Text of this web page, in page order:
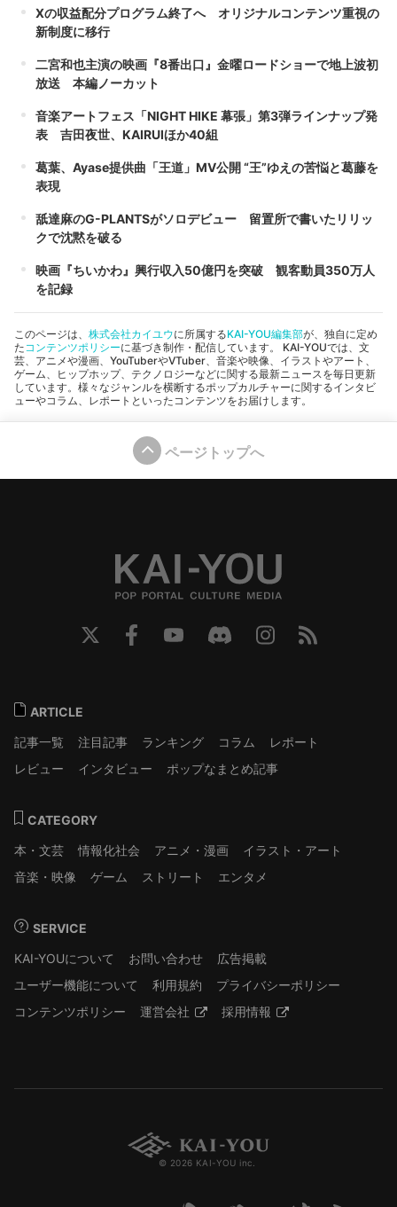
Xの収益配分プログラム終了へ オリジナルコンテンツ重視の
新制度に移行
二宮和也主演の映画『8番出口』金曜ロードショーで地上波初
放送 本編ノーカット
音楽アートフェス「NIGHT HIKE 幕張」第3弾ラインナップ発
表 吉田夜世、KAIRUIほか40組
葛葉、Ayase提供曲「王道」MV公開 “王”ゆえの苦悩と葛藤を
表現
舐達麻のG-PLANTSがソロデビュー 留置所で書いたリリッ
クで沈黙を破る
映画『ちいかわ』興行収入50億円を突破 観客動員350万人
を記録
このページは、 株式会社カイユウに所属するKAI-YOU編集部が、独自に定め
た コンテンツポリシーに基づき制作・配信しています。 KAI-YOUでは、文
芸、アニメや漫画、YouTuberやVTuber、音楽や映像、イラストやアート、
ゲーム、ヒップホップ、テクノロジーなどに関する最新ニュースを毎日更新
しています。様々なジャンルを横断するポップカルチャーに関するインタビ
ューやコラム、レポートといったコンテンツをお届けします。
ページトップへ
ARTICLE
記事一覧
注目記事 ランキング コラム
レポート
レビュー
インタビュー ポップなまとめ記事
CATEGORY
本・文芸
情報化社会 アニメ・漫画
イラスト・アート
音楽・映像
ゲーム ストリート エンタメ
SERVICE
KAI-YOUについて
お問い合わせ
広告掲載
ユーザー機能について
利用規約
プライバシーポリシー
コンテンツポリシー
運営会社 採用情報
© 2026 KAI-YOU inc.